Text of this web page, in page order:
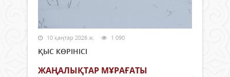
10 қаңтар 2026 ж. 1 090
ҚЫС КӨРІНІСІ
ЖАҢАЛЫҚТАР МҰРАҒАТЫ